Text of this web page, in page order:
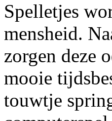
Spelletjes
mensheid.
zorgen deze
mooie
touwtje